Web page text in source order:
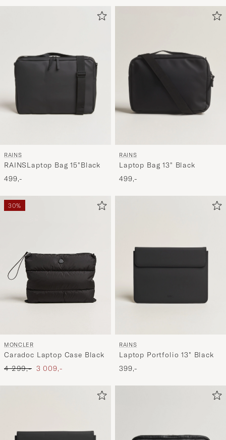
stil,
og
mere
til
RAINS
RAINSLaptop Bag 15"Black
499,-
RAINS
Laptop Bag 13" Black
499,-
30%
MONCLER
Caradoc Laptop Case Black
Ordinary pris
4 299,- Nedsat pris
3 009,-
RAINS
Laptop Portfolio 13" Black
399,-